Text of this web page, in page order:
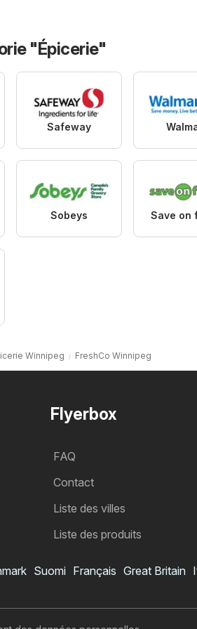
"Épicerie"
Safeway
Sobeys Save on
Winnipeg FreshCo Winnipeg
Flyerbox
FAQ
Contact
Liste des villes
Liste des produits
Suomi Français Great Britain